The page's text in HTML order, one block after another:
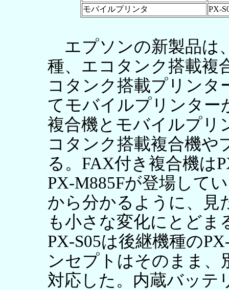
モバイルプリンタ
PX-
エプソンの新製品は
種、エコタンク搭載複
コタンク搭載プリンタ
てモバイルプリンター
複合機とモバイルプリ
コタンク搭載複合機や
る。FAX付き複合機は
PX-M885Fが登場して
から分かるように、見
も小さな変化にとど
PX-S05は後継機種の
ンセプトはそのまま、
対応した。内蔵バッテ